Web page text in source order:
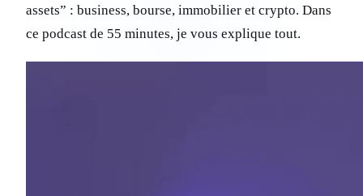
assets” : business, bourse, immobilier et crypto. Dans
ce podcast de 55 minutes, je vous explique tout.